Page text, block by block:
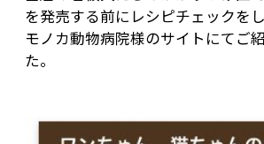
を発売する前にレシピチェックをし
モノカ動物病院様のサイトにてご
た。